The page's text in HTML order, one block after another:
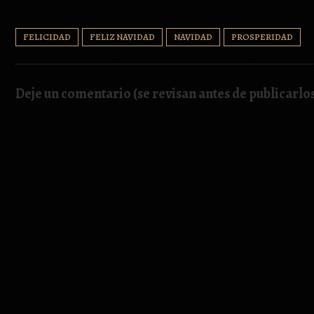
FELICIDAD FELIZ NAVIDAD NAVIDAD PROSPERIDAD
Deje un comentario (se revisan antes de